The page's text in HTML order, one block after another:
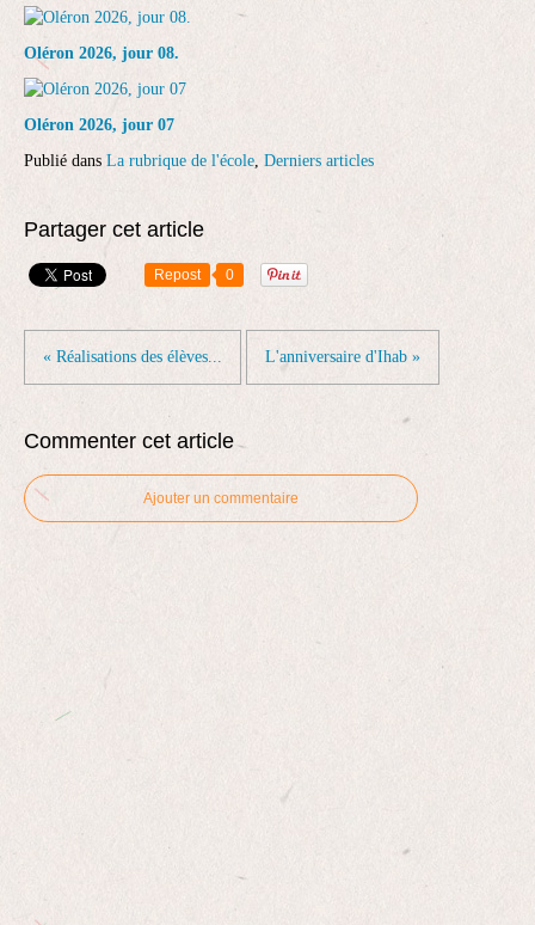
Oléron 2026, jour 08.
Oléron 2026, jour 07
Publié dans La rubrique de l'école, Derniers articles
Partager cet article
Repost 0
« Réalisations des élèves... L'anniversaire d'Ihab »
Commenter cet article
Ajouter un commentaire